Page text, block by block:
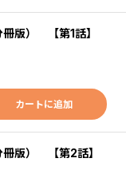
版） 【第1話】
カートに追加
冊版） 【第2話】